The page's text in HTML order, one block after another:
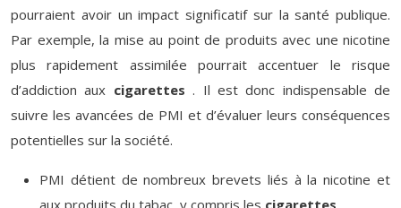
pourraient avoir un impact significatif sur la santé publique.
Par exemple, la mise au point de produits avec une nicotine
plus rapidement assimilée pourrait accentuer le risque
d’addiction aux cigarettes . Il est donc indispensable de
suivre les avancées de PMI et d’évaluer leurs conséquences
potentielles sur la société.
PMI détient de nombreux brevets liés à la nicotine et
aux produits du tabac, y compris les cigarettes .